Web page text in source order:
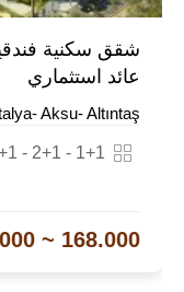
شقق سكنية
عائد استثماري
Aksu- Altıntaş
1+1 - 2+1 - 3+1
168.000 ~ 692.000 $